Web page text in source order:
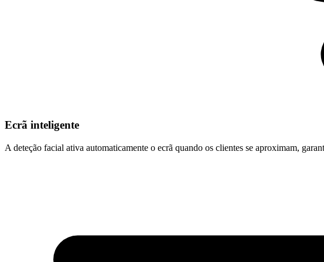
Ecrã inteligente
A deteção facial ativa automaticamente o ecrã quando os clientes se aproximam,